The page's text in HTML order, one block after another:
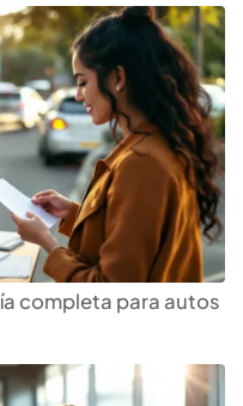
completa para autos